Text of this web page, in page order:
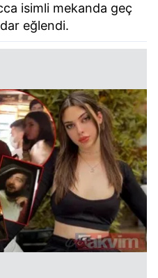
isimli mekanda geç
eğlendi.